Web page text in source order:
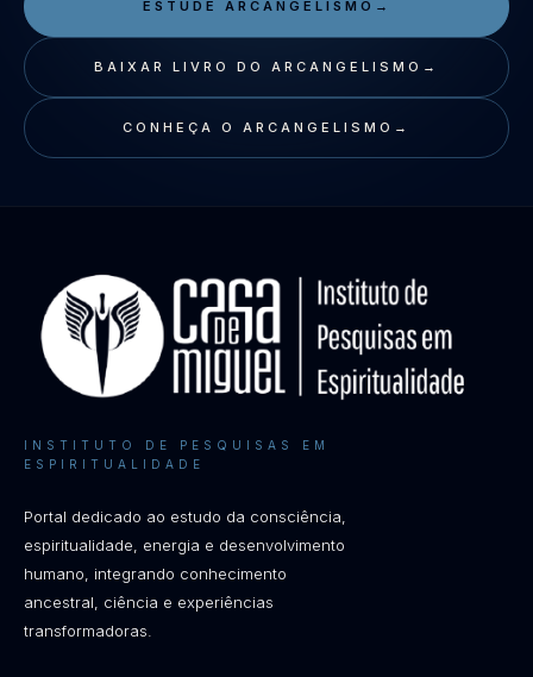
ESTUDE ARCANGELISMO →
BAIXAR LIVRO DO ARCANGELISMO →
CONHEÇA O ARCANGELISMO →
INSTITUTO DE PESQUISAS EM
ESPIRITUALIDADE
Portal dedicado ao estudo da consciência,
espiritualidade, energia e desenvolvimento
humano, integrando conhecimento
ancestral, ciência e experiências
transformadoras.